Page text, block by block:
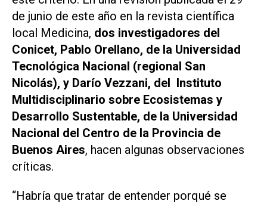
de junio de este año en la revista científica
local Medicina, dos investigadores del
Conicet, Pablo Orellano, de la Universidad
Tecnológica Nacional (regional San
Nicolás), y Darío Vezzani, del Instituto
Multidisciplinario sobre Ecosistemas y
Desarrollo Sustentable, de la Universidad
Nacional del Centro de la Provincia de
Buenos Aires, hacen algunas observaciones
críticas.
“Habría que tratar de entender porqué se